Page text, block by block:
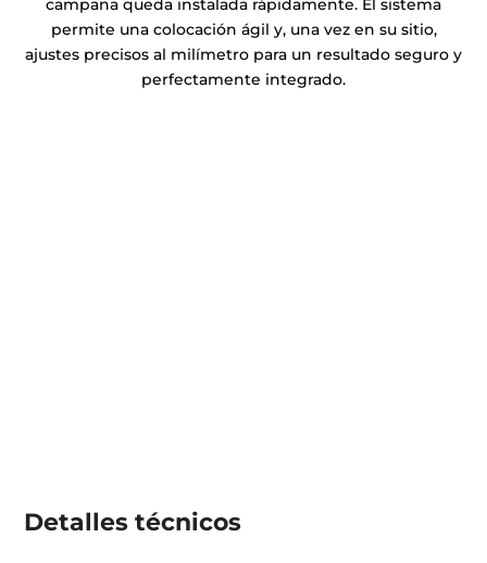
campana queda instalada rápidamente. El sistema
permite una colocación ágil y, una vez en su sitio,
ajustes precisos al milímetro para un resultado seguro y
perfectamente integrado.
Detalles técnicos